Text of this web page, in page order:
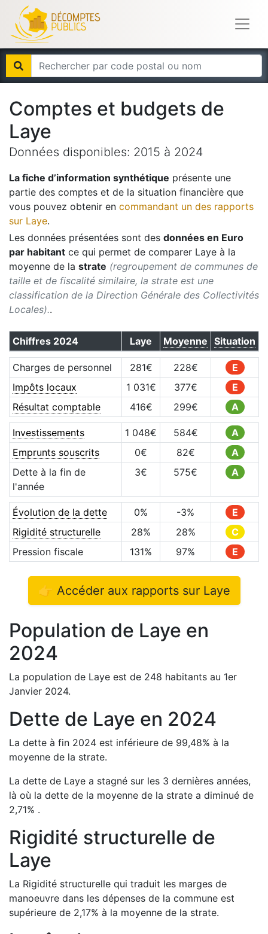
Comptes et budgets de
Laye
Données disponibles: 2015 à 2024
La fiche d’information synthétique présente une
partie des comptes et de la situation financière que
vous pouvez obtenir en commandant un des rapports
sur Laye.
Les données présentées sont des données en Euro
par habitant ce qui permet de comparer Laye à la
moyenne de la strate (regroupement de communes de
taille et de fiscalité similaire, la strate est une
classification de la Direction Générale des Collectivités
Locales)..
Chiffres 2024 Laye Moyenne Situation
Charges de personnel 281€ 228€
E
Impôts locaux
1 031€ 377€
E
Résultat comptable
416€ 299€ A
Investissements 1 048€ 584€
A
Emprunts souscrits
0€ 82€
A
Dette à la fin de
l'année
3€ 575€ A
Évolution de la dette 0% -3%
E
Rigidité structurelle
28% 28%
C
Pression fiscale
131% 97% E
👉 Accéder aux rapports sur Laye
Population de Laye en
2024
La population de Laye est de 248 habitants au 1er
Janvier 2024.
Dette de Laye en 2024
La dette à fin 2024 est inférieure de 99,48% à la
moyenne de la strate.
La dette de Laye a stagné sur les 3 dernières années,
là où la dette de la moyenne de la strate a diminué de
2,71% .
Rigidité structurelle de
Laye
La Rigidité structurelle qui traduit les marges de
manoeuvre dans les dépenses de la commune est
supérieure de 2,17% à la moyenne de la strate.